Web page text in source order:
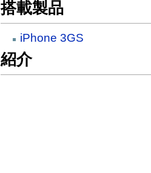
搭載製品
iPhone 3GS
紹介